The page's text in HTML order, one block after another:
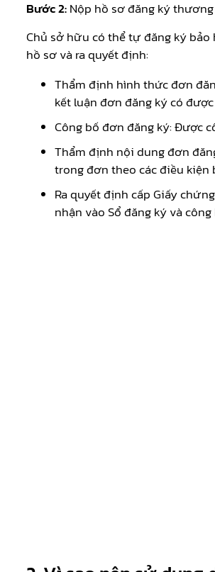
Bước 2:Nộp hồ sơ đăng ký
Chủ sở hữu có thể tự đăng ký bảo
hồ sơ và ra quyết định:
Thẩm định hình thức đơn
kết luận đơn đăng ký có
Công bố đơn đăng ký: Được
Thẩm định nội dung đơn
trong đơn theo các điều
Ra quyết định cấp Giấy
nhận vào Sổ đăng ký và